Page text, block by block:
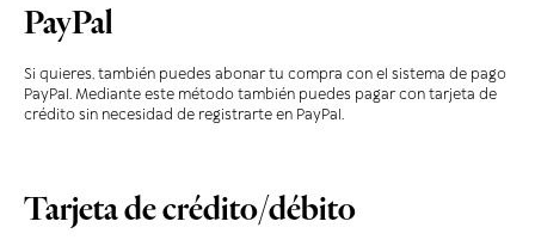
PayPal
Si quieres, también puedes abonar tu compra con el sistema de pago
PayPal. Mediante este método también puedes pagar con tarjeta de
crédito sin necesidad de registrarte en PayPal.
Tarjeta de crédito/débito